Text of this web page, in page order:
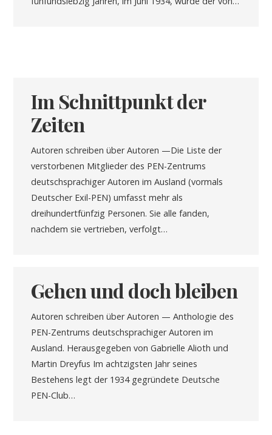
Im Schnittpunkt der
Zeiten
Autoren schreiben über Autoren —Die Liste der
verstorbenen Mitglieder des PEN-Zentrums
deutschsprachiger Autoren im Ausland (vormals
Deutscher Exil-PEN) umfasst mehr als
dreihundertfünfzig Personen. Sie alle fanden,
nachdem sie vertrieben, verfolgt…
Gehen und doch bleiben
Autoren schreiben über Autoren — Anthologie des
PEN-Zentrums deutschsprachiger Autoren im
Ausland. Herausgegeben von Gabrielle Alioth und
Martin Dreyfus Im achtzigsten Jahr seines
Bestehens legt der 1934 gegründete Deutsche
PEN-Club…